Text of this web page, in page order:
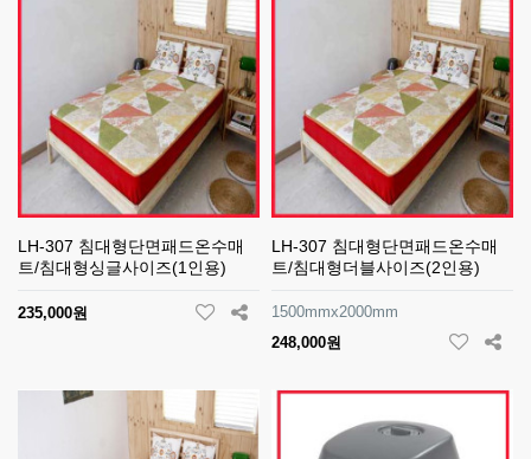
LH-307 침대형단면패드온수매
트/침대형싱글사이즈(1인용)
235,000원
LH-307 침대형단면패드온수매
트/침대형더블사이즈(2인용)
1500mmx2000mm
248,000원